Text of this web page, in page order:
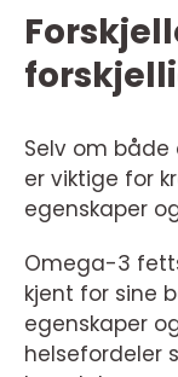
Selv om
er viktige for
egenskaper
Omega-3
kjent for sine
egenskaper
helsefordeler